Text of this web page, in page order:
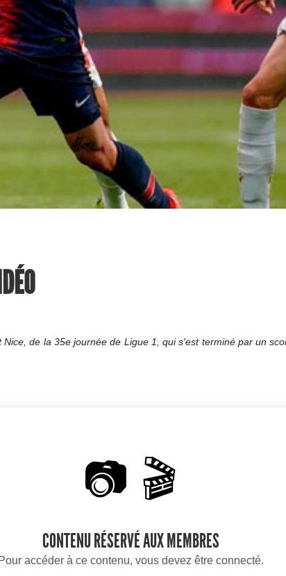
de la 35e journée de Ligue 1, qui s'est terminé par un
📷 🎬
CONTENU RÉSERVÉ AUX MEMBRES
Pour accéder à ce contenu, vous devez être connecté.